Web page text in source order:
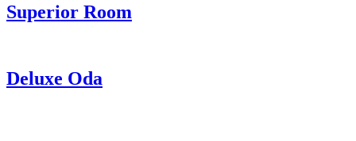
Superior Room
Deluxe Oda